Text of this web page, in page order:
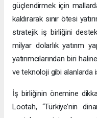
güçlendirmek için
kaldırarak sınır ötesi
stratejik iş birliğini
milyar dolarlık yatırım
yatırımcılarından biri
ve teknoloji gibi alanlarda
İş birliğinin önemine
Lootah, “Türkiye’nin